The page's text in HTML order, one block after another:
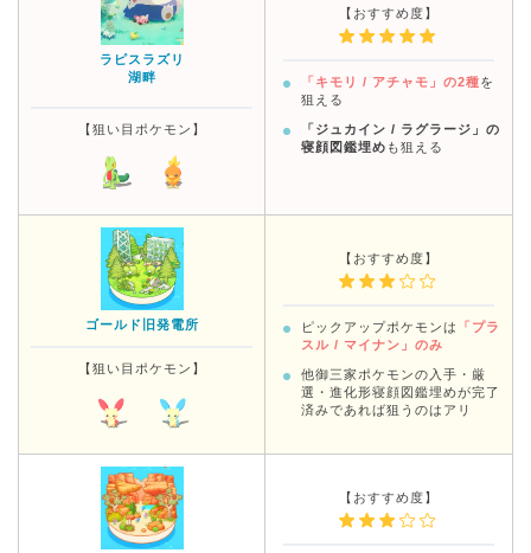
ラピスラズリ
湖畔
【狙い目ポケモン】
【おすすめ度】
「キモリ / アチャモ」の2種を
狙える
「ジュカイン / ラグラージ」の
寝顔図鑑埋め も狙える
ゴールド旧発電所
【狙い目ポケモン】
【おすすめ度】
ピックアップポケモンは
「プラ
スル / マイナン」のみ
他御三家ポケモンの入手・厳
選・進化形寝顔図鑑埋めが完了
済みであれば狙うのはアリ
【おすすめ度】